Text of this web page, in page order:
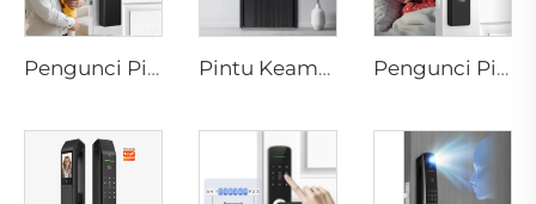
Pengunci Pintu Cerdas Sidik Jari Wifi Tuya Eropa Cerdas Dengan Pin Tenon T09 Pintu Keamanan Aluminium Mewah Cerdas untuk Pintu Utama Perumahan M8 Pengunci Pintu Berbasis Biometrik Sidik Jari Rumah Tuya T15